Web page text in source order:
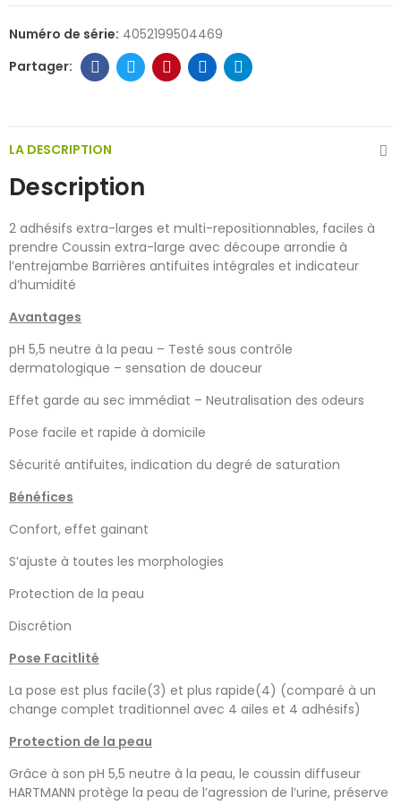
Numéro de série: 4052199504469
LA DESCRIPTION
Description
2 adhésifs extra-larges et multi-repositionnables, faciles à
prendre Coussin extra-large avec découpe arrondie à
l’entrejambe Barrières antifuites intégrales et indicateur
d’humidité
Avantages
pH 5,5 neutre à la peau – Testé sous contrôle
dermatologique – sensation de douceur
Effet garde au sec immédiat – Neutralisation des odeurs
Pose facile et rapide à domicile
Sécurité antifuites, indication du degré de saturation
Bénéfices
Confort, effet gainant
S’ajuste à toutes les morphologies
Protection de la peau
Discrétion
Pose Facitlité
La pose est plus facile(3) et plus rapide(4) (comparé à un
change complet traditionnel avec 4 ailes et 4 adhésifs)
Protection de la peau
Grâce à son pH 5,5 neutre à la peau, le coussin diffuseur
HARTMANN protège la peau de l’agression de l’urine, préserve